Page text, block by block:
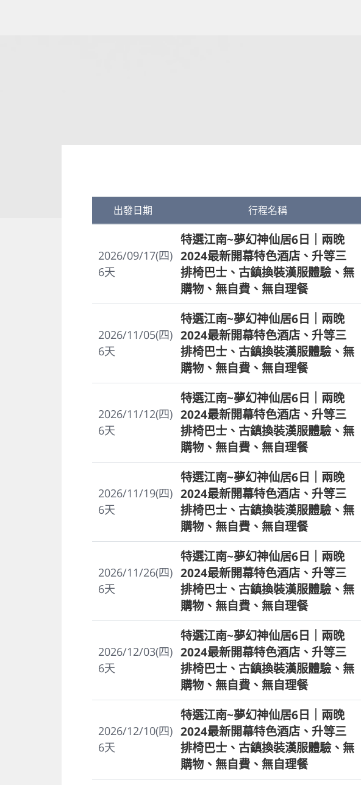
出發日期 行程名稱
2026/09/17(四)
6天
特選江南~夢幻神仙居6日｜兩晚
2024最新開幕特色酒店、升等三
排椅巴士、古鎮換裝漢服體驗、無
購物、無自費、無自理餐
2026/11/05(四)
6天
特選江南~夢幻神仙居6日｜兩晚
2024最新開幕特色酒店、升等三
排椅巴士、古鎮換裝漢服體驗、無
購物、無自費、無自理餐
2026/11/12(四)
6天
特選江南~夢幻神仙居6日｜兩晚
2024最新開幕特色酒店、升等三
排椅巴士、古鎮換裝漢服體驗、無
購物、無自費、無自理餐
2026/11/19(四)
6天
特選江南~夢幻神仙居6日｜兩晚
2024最新開幕特色酒店、升等三
排椅巴士、古鎮換裝漢服體驗、無
購物、無自費、無自理餐
2026/11/26(四)
6天
特選江南~夢幻神仙居6日｜兩晚
2024最新開幕特色酒店、升等三
排椅巴士、古鎮換裝漢服體驗、無
購物、無自費、無自理餐
2026/12/03(四)
6天
特選江南~夢幻神仙居6日｜兩晚
2024最新開幕特色酒店、升等三
排椅巴士、古鎮換裝漢服體驗、無
購物、無自費、無自理餐
2026/12/10(四)
6天
特選江南~夢幻神仙居6日｜兩晚
2024最新開幕特色酒店、升等三
排椅巴士、古鎮換裝漢服體驗、無
購物、無自費、無自理餐